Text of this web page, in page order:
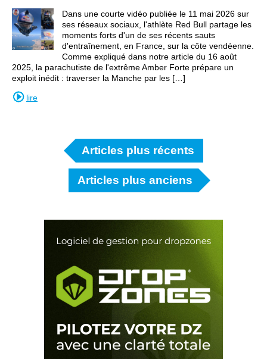
Dans une courte vidéo publiée le 11 mai 2026 sur
ses réseaux sociaux, l'athlète Red Bull partage les
moments forts d'un de ses récents sauts
d'entraînement, en France, sur la côte vendéenne.
Comme expliqué dans notre article du 16 août
2025, la parachutiste de l'extrême Amber Forte prépare un
exploit inédit : traverser la Manche par les […]
lire
Articles plus récents
Articles plus anciens